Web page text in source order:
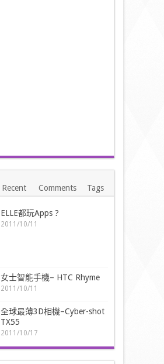
Recent Comments Tags
ELLE都玩Apps ?
2011/10/11
女士智能手機– HTC Rhyme
2011/10/11
全球最薄3D相機–Cyber-shot
TX55
2011/10/17